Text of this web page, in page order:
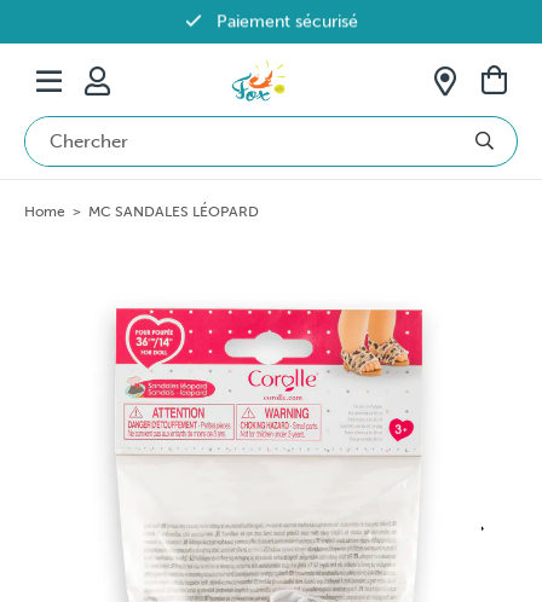
Paiement sécurisé
Livraison offerte dès 69€ en Belgique
Home > MC SANDALES LÉOPARD